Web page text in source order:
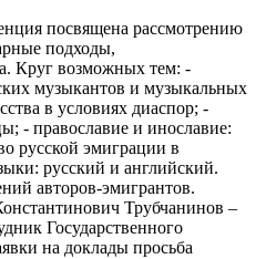
посвящена рассмотрению
подходы,
Круг возможных тем: -
музыкантов и музыкальных
в условиях диаспор; -
- православие и инославие:
русской эмиграции в
русский и английский.
авторов-эмигрантов.
Трубчанинов –
Государственного
на доклады просьба